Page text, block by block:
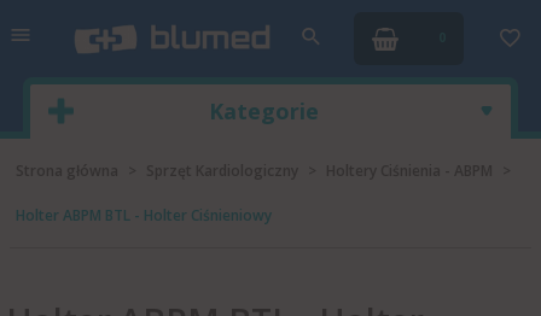
Kategorie
Holter ABPM BTL - Holter Ciśnieniowy